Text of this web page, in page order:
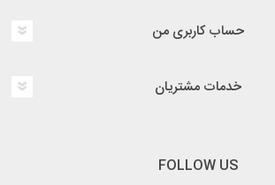
حساب کاربری من
خدمات مشتریان
FOLLOW US